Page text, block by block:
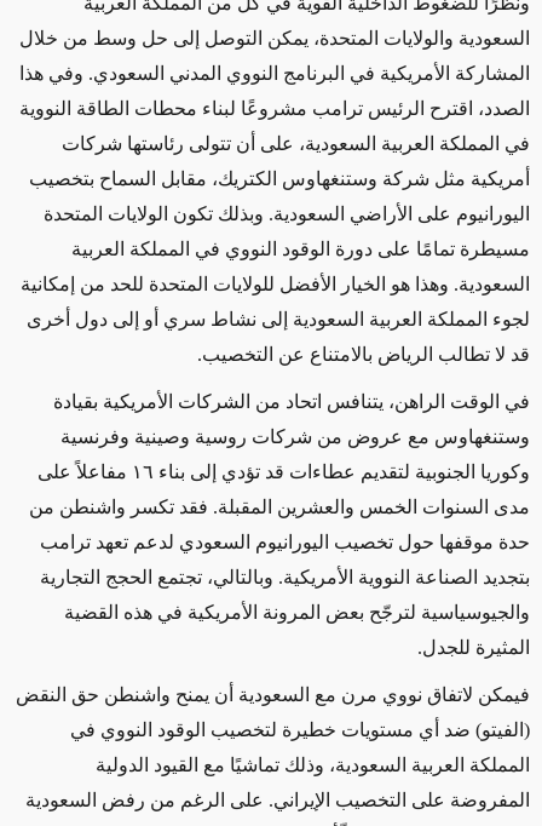
السعودية والولايات المتحدة، يمكن التوصل إلى حل وسط من خلال
المشاركة الأمريكية في البرنامج النووي المدني السعودي. وفي هذا
الصدد، اقترح الرئيس ترامب مشروعًا لبناء محطات الطاقة النووية
في المملكة العربية السعودية، على أن تتولى رئاستها شركات
أمريكية مثل شركة وستنغهاوس الكتريك، مقابل السماح بتخصيب
اليورانيوم على الأراضي السعودية. وبذلك تكون الولايات المتحدة
مسيطرة تمامًا على دورة الوقود النووي في المملكة العربية
السعودية. وهذا هو الخيار الأفضل للولايات المتحدة للحد من إمكانية
لجوء المملكة العربية السعودية إلى نشاط سري أو إلى دول أخرى
قد لا تطالب الرياض بالامتناع عن التخصيب.
في الوقت الراهن، يتنافس اتحاد من الشركات الأمريكية بقيادة
وستنغهاوس مع عروض من شركات روسية وصينية وفرنسية
وكوريا الجنوبية لتقديم عطاءات قد تؤدي إلى بناء ١٦ مفاعلاً على
مدى السنوات الخمس والعشرين المقبلة. فقد تكسر واشنطن من
حدة موقفها حول تخصيب اليورانيوم السعودي لدعم تعهد ترامب
بتجديد الصناعة النووية الأمريكية. وبالتالي، تجتمع الحجج التجارية
والجيوسياسية لترجّح بعض المرونة الأمريكية في هذه القضية
المثيرة للجدل.
فيمكن لاتفاق نووي مرن مع السعودية أن يمنح واشنطن حق النقض
(الفيتو) ضد أي مستويات خطيرة لتخصيب الوقود النووي في
المملكة العربية السعودية، وذلك تماشيًا مع القيود الدولية
المفروضة على التخصيب الإيراني. على الرغم من رفض السعودية